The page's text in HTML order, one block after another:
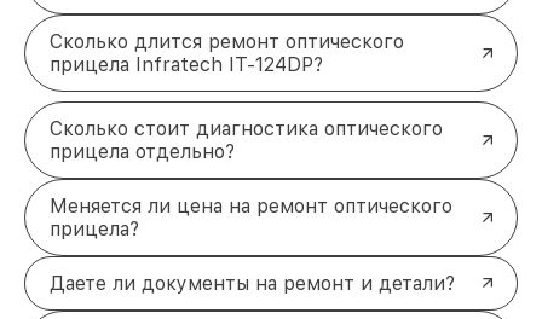
Сколько длится ремонт оптического
прицела Infratech IT-124DP?
Сколько стоит диагностика оптического
прицела отдельно?
Меняется ли цена на ремонт оптического
прицела?
Даете ли документы на ремонт и детали?